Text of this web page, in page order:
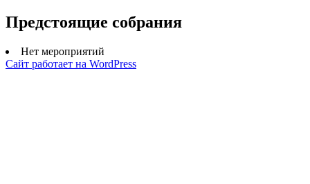
Предстоящие собрания
Нет мероприятий
Сайт работает на WordPress